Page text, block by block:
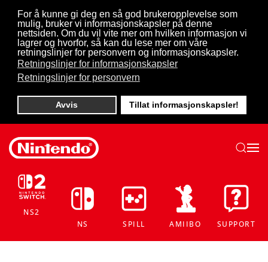
For å kunne gi deg en så god brukeropplevelse som
mulig, bruker vi informasjonskapsler på denne
nettsiden. Om du vil vite mer om hvilken informasjon vi
lagrer og hvorfor, så kan du lese mer om våre
retningslinjer for personvern og informasjonskapsler.
Retningslinjer for informasjonskapsler
Retningslinjer for personvern
Avvis Tillat informasjonskapsler!
Skip to main content
NS2
NS
SPILL AMIIBO SUPPORT